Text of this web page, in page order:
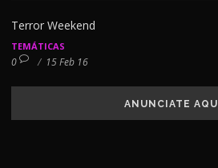
Terror Weekend
TEMÁTICAS
0 / 15 Feb 16
ANUNCIATE AQUÍ